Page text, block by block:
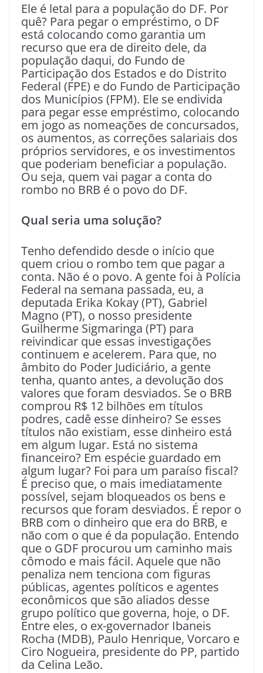
Ele é letal para a população do DF. Por
quê? Para pegar o empréstimo, o DF
está colocando como garantia um
recurso que era de direito dele, da
população daqui, do Fundo de
Participação dos Estados e do Distrito
Federal (FPE) e do Fundo de Participação
dos Municípios (FPM). Ele se endivida
para pegar esse empréstimo, colocando
em jogo as nomeações de concursados,
os aumentos, as correções salariais dos
próprios servidores, e os investimentos
que poderiam beneficiar a população.
Ou seja, quem vai pagar a conta do
rombo no BRB é o povo do DF.
Qual seria uma solução?
Tenho defendido desde o início que
quem criou o rombo tem que pagar a
conta. Não é o povo. A gente foi à Polícia
Federal na semana passada, eu, a
deputada Erika Kokay (PT), Gabriel
Magno (PT), o nosso presidente
Guilherme Sigmaringa (PT) para
reivindicar que essas investigações
continuem e acelerem. Para que, no
âmbito do Poder Judiciário, a gente
tenha, quanto antes, a devolução dos
valores que foram desviados. Se o BRB
comprou R$ 12 bilhões em títulos
podres, cadê esse dinheiro? Se esses
títulos não existiam, esse dinheiro está
em algum lugar. Está no sistema
financeiro? Em espécie guardado em
algum lugar? Foi para um paraíso fiscal?
É preciso que, o mais imediatamente
possível, sejam bloqueados os bens e
recursos que foram desviados. É repor o
BRB com o dinheiro que era do BRB, e
não com o que é da população. Entendo
que o GDF procurou um caminho mais
cômodo e mais fácil. Aquele que não
penaliza nem tenciona com figuras
públicas, agentes políticos e agentes
econômicos que são aliados desse
grupo político que governa, hoje, o DF.
Entre eles, o ex-governador Ibaneis
Rocha (MDB), Paulo Henrique, Vorcaro e
Ciro Nogueira, presidente do PP, partido
da Celina Leão.